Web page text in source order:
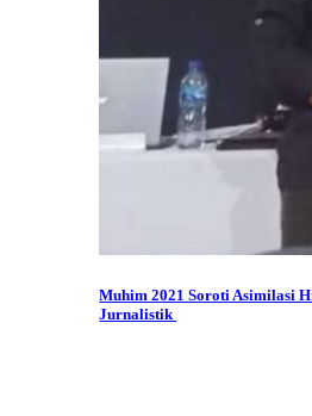
Muhim 2021 Soroti Asimilasi
Jurnalistik